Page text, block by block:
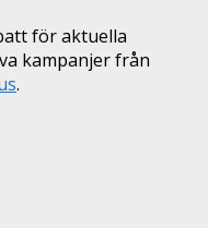
för aktuella
kampanjer från
.